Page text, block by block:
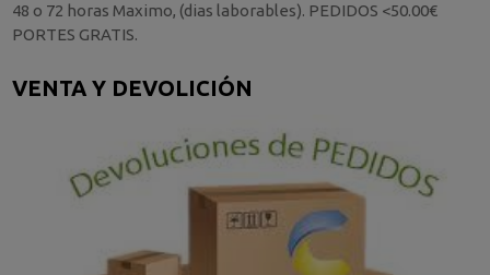
48 o 72 horas Maximo, (dias laborables). PEDIDOS <50.00€
PORTES GRATIS.
VENTA Y DEVOLICIÓN